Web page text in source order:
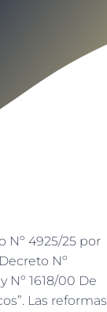
Nº 4925/25 por
Nº
Nº 1618/00 De
Las reformas